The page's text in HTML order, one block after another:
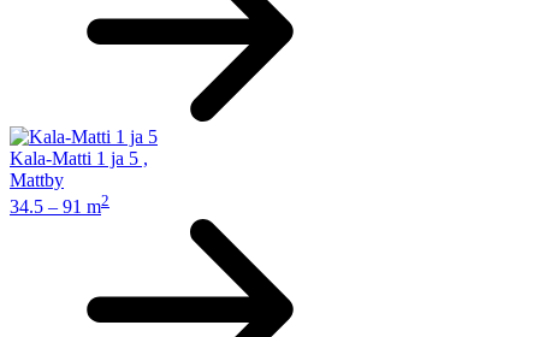
Kala-Matti 1 ja 5 ,
Mattby
34.5 – 91 m2